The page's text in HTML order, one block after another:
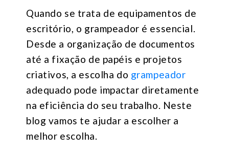
Quando se trata de equipamentos de
escritório, o grampeador é essencial.
Desde a organização de documentos
até a fixação de papéis e projetos
criativos, a escolha do grampeador
adequado pode impactar diretamente
na eficiência do seu trabalho. Neste
blog vamos te ajudar a escolher a
melhor escolha.